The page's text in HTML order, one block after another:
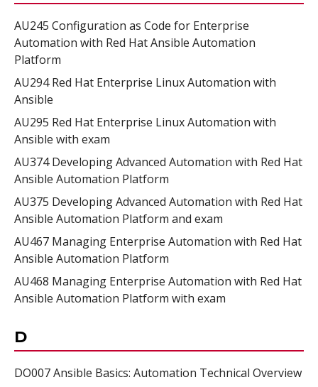
AU245 Configuration as Code for Enterprise
Automation with Red Hat Ansible Automation
Platform
AU294 Red Hat Enterprise Linux Automation with
Ansible
AU295 Red Hat Enterprise Linux Automation with
Ansible with exam
AU374 Developing Advanced Automation with Red Hat
Ansible Automation Platform
AU375 Developing Advanced Automation with Red Hat
Ansible Automation Platform and exam
AU467 Managing Enterprise Automation with Red Hat
Ansible Automation Platform
AU468 Managing Enterprise Automation with Red Hat
Ansible Automation Platform with exam
D
DO007 Ansible Basics: Automation Technical Overview